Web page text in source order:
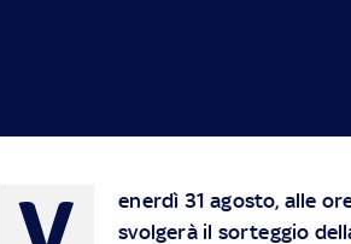
enerdì 31 agosto, alle
svolgerà il sorteggio